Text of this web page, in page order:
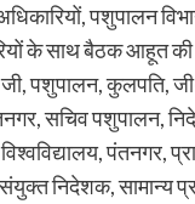
पशुपालन
के साथ बैठक आहूत की
पशुपालन, कुलपति,
सचिव पशुपालन,
पंतनगर,
निदेशक, सामान्य